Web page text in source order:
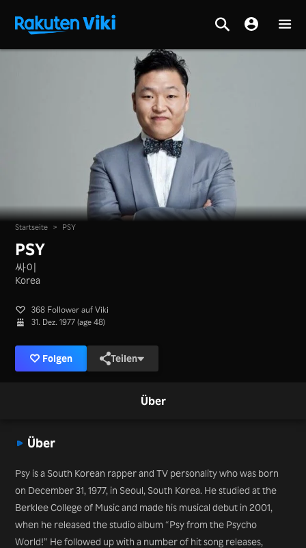
Startseite > PSY
PSY
싸이
Korea
368 Follower auf Viki
31. Dez. 1977 (age 48)
Folgen Teilen
Über
Über
Psy is a South Korean rapper and TV personality who was born
on December 31, 1977, in Seoul, South Korea. He studied at the
Berklee College of Music and made his musical debut in 2001,
when he released the studio album “Psy from the Psycho
World!” He followed up with a number of hit song releases,